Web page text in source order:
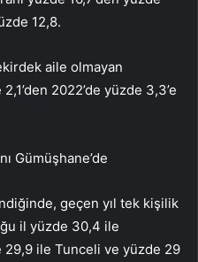
12,8.
aile olmayan
2022’de yüzde 3,3’e
Gümüşhane’de
geçen yıl tek kişilik
il yüzde 30,4 ile
29,9 ile Tunceli ve yüzde 29